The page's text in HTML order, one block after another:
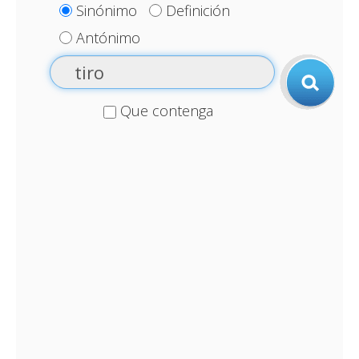
Sinónimo
Definición
Antónimo
Que contenga